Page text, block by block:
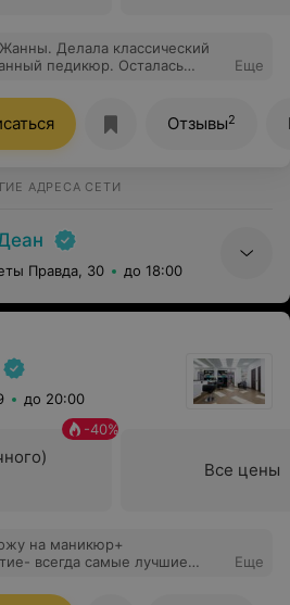
Делала классический
педикюр. Осталась
очень аккуратно и
спустя две недели -
приду еще.
Еще
Отзывы2
АДРЕСА СЕТИ
Правда, 30 до 18:00
до 20:00
-40%
Все цены
на маникюр+
всегда самые лучшие
и окраску- всё отлично.
Еще